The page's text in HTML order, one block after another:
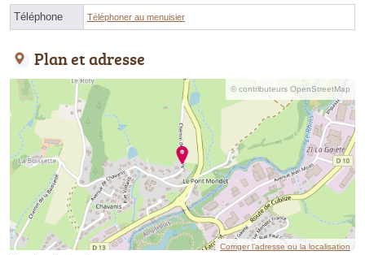
Téléphone Téléphoner au menuisier
Plan et adresse
© contributeurs OpenStreetMap
Corriger l’adresse ou la localisation